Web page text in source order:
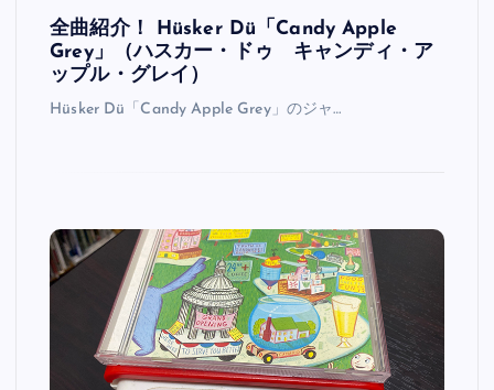
全曲紹介！ Hüsker Dü「Candy Apple
Grey」（ハスカー・ドゥ キャンディ・ア
ップル・グレイ）
Hüsker Dü「Candy Apple Grey」のジャ…